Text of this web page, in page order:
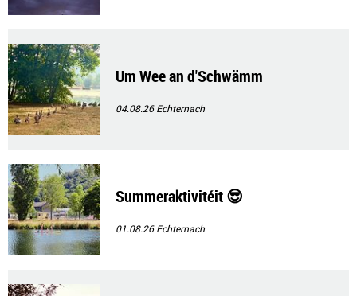
Um Wee an d'Schwämm
04.08.26Echternach
Summeraktivitéit 😎
01.08.26Echternach